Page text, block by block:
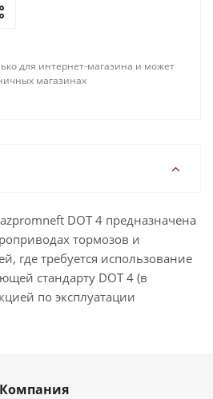
для интернет-магазина и может
магазинах
DOT 4 предназначена
тормозов и
где требуется использование
стандарту DOT 4 (в
по эксплуатации
Компания